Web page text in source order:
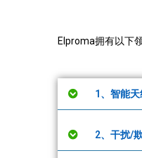
Elproma拥有以下
1、智能
2、干扰/